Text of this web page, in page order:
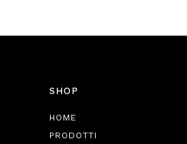
SHOP
HOME
PRODOTTI